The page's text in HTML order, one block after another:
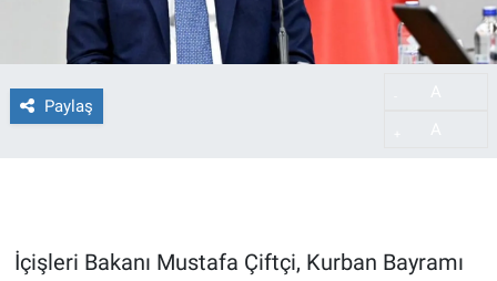
Paylaş
İçişleri Bakanı Mustafa Çiftçi, Kurban Bayramı